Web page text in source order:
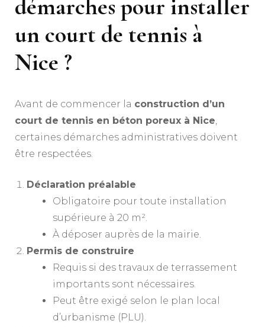
démarches pour installer
un court de tennis à
Nice ?
Avant de commencer la construction d’un
court de tennis en béton poreux à Nice,
certaines démarches administratives doivent
être respectées.
Déclaration préalable
Obligatoire pour toute installation
supérieure à 20 m².
À déposer auprès de la mairie.
Permis de construire
Requis si des travaux de terrassement
importants sont nécessaires.
Peut être exigé selon le plan local
d’urbanisme (PLU).